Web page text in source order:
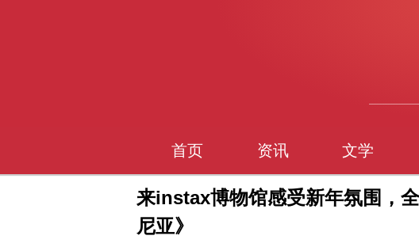
首页 资讯 文学
来instax博物馆感受新年氛围，
尼亚》